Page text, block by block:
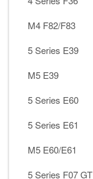
M4 F82/F83
5 Series E39
M5 E39
5 Series E60
5 Series E61
M5 E60/E61
5 Series F07 GT